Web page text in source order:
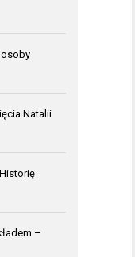
Natalii
–